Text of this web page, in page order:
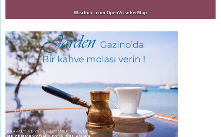
Weather from OpenWeatherMap